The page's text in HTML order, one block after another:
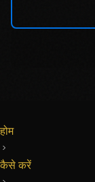
होम
कैसे करें